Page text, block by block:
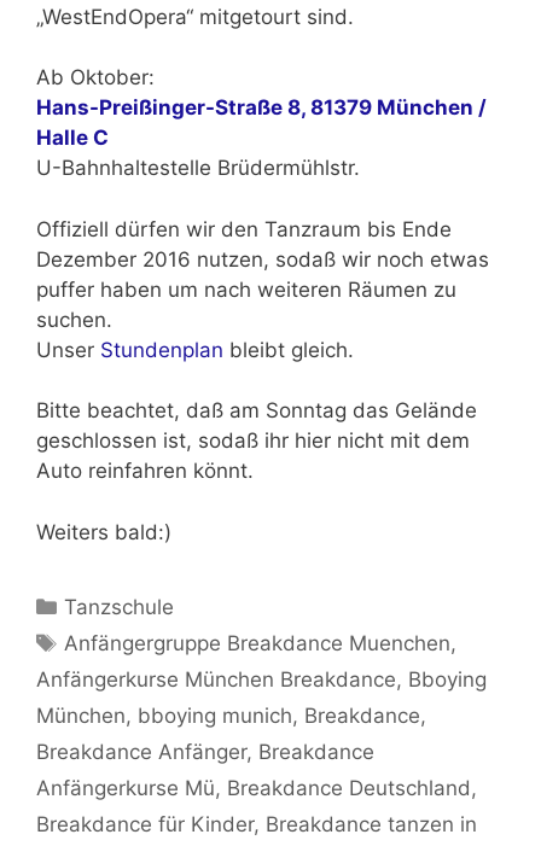
„WestEndOpera“ mitgetourt sind.
Ab Oktober:
Hans-Preißinger-Straße 8, 81379 München /
Halle C
U-Bahnhaltestelle Brüdermühlstr.
Offiziell dürfen wir den Tanzraum bis Ende
Dezember 2016 nutzen, sodaß wir noch etwas
puffer haben um nach weiteren Räumen zu
suchen.
Unser Stundenplan bleibt gleich.
Bitte beachtet, daß am Sonntag das Gelände
geschlossen ist, sodaß ihr hier nicht mit dem
Auto reinfahren könnt.
Weiters bald:)
Kategorien
Tanzschule
Schlagwörter
Anfängergruppe Breakdance Muenchen,
Anfängerkurse München Breakdance, Bboying
München, bboying munich, Breakdance,
Breakdance Anfänger, Breakdance
Anfängerkurse Mü, Breakdance Deutschland ,
Breakdance für Kinder, Breakdance tanzen in